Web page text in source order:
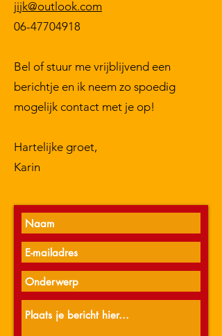
jijk@outlook.com
06-47704918
Bel of stuur me vrijblijvend een
berichtje en ik neem zo spoedig
mogelijk contact met je op!
​Hartelijke groet,
Karin